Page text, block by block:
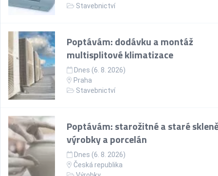
Stavebnictví
Poptávám: dodávku a montáž
multisplitové klimatizace
Dnes (6. 8. 2026)
Praha
Stavebnictví
Poptávám: starožitné a staré
výrobky a porcelán
Dnes (6. 8. 2026)
Česká republika